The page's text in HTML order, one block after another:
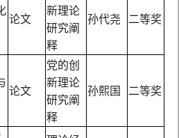
论文
新理论
研究阐
释
孙代尧 二等奖
论文
党的创
新理论
研究阐
释
孙熙国 二等奖